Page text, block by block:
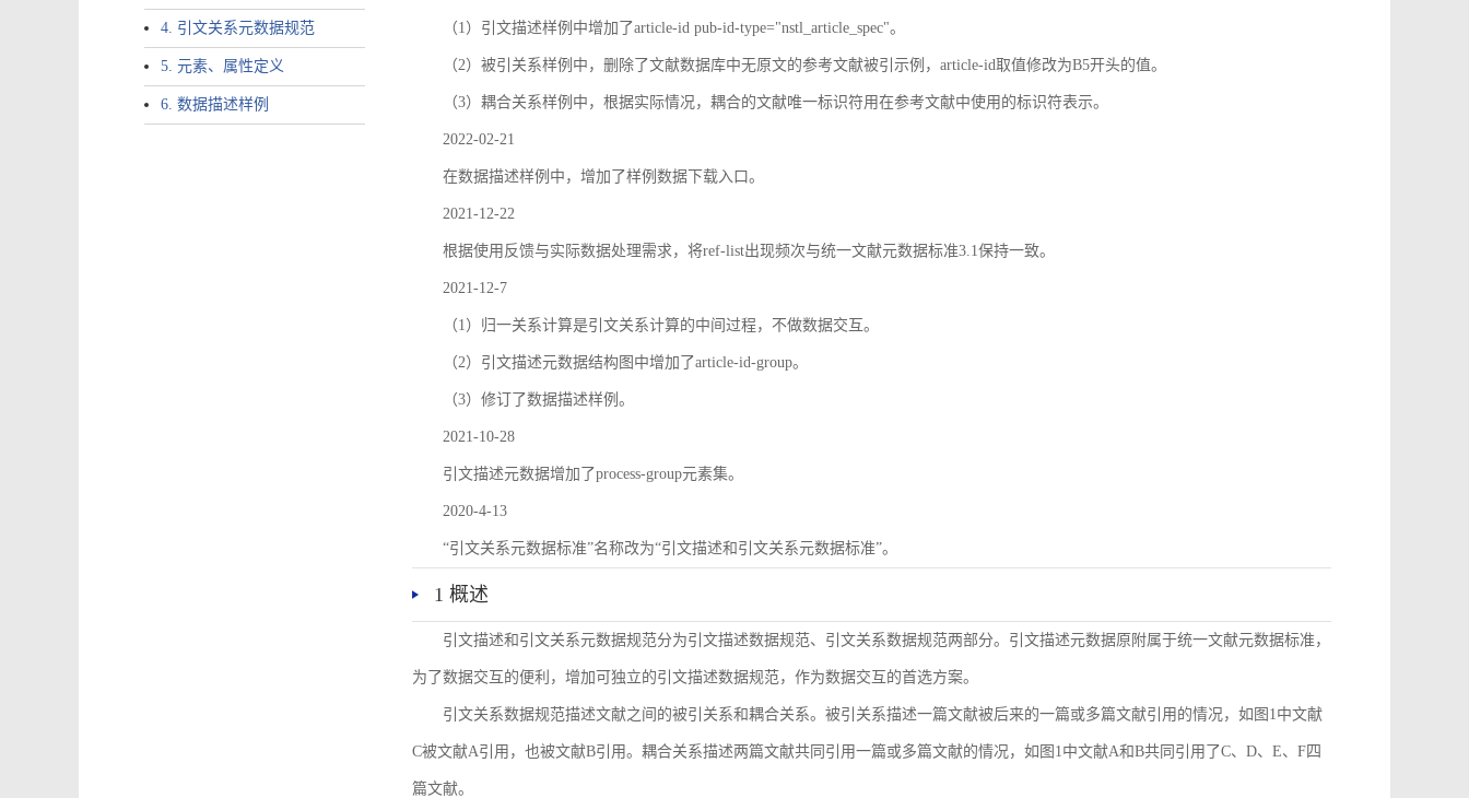
4. 引文关系元数据规范
5. 元素、属性定义
6. 数据描述样例
（1）引文描述样例中增加了article-id pub-id-type="nstl_article_spec"。
（2）被引关系样例中，删除了文献数据库中无原文的参考文献被引示例，article-id取值修改为B5开头的值。
（3）耦合关系样例中，根据实际情况，耦合的文献唯一标识符用在参考文献中使用的标识符表示。
2022-02-21
在数据描述样例中，增加了样例数据下载入口。
2021-12-22
根据使用反馈与实际数据处理需求，将ref-list出现频次与统一文献元数据标准3.1保持一致。
2021-12-7
（1）归一关系计算是引文关系计算的中间过程，不做数据交互。
（2）引文描述元数据结构图中增加了article-id-group。
（3）修订了数据描述样例。
2021-10-28
引文描述元数据增加了process-group元素集。
2020-4-13
“引文关系元数据标准”名称改为“引文描述和引文关系元数据标准”。
1 概述
引文描述和引文关系元数据规范分为引文描述数据规范、引文关系数据规范两部分。引文描述元数据原附属于统一文献元数据标准，
为了数据交互的便利，增加可独立的引文描述数据规范，作为数据交互的首选方案。
引文关系数据规范描述文献之间的被引关系和耦合关系。被引关系描述一篇文献被后来的一篇或多篇文献引用的情况，如图1中文献
C被文献A引用，也被文献B引用。耦合关系描述两篇文献共同引用一篇或多篇文献的情况，如图1中文献A和B共同引用了C、D、E、F四
篇文献。